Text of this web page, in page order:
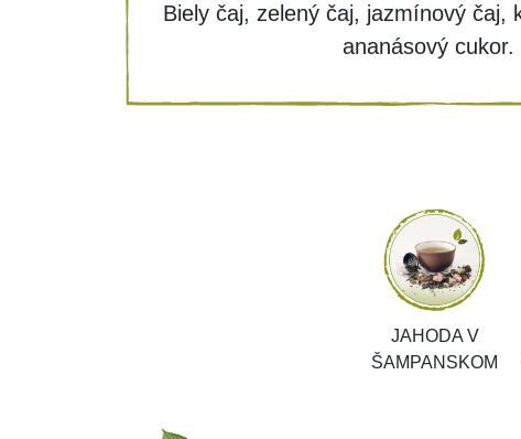
Biely čaj, zelený čaj, jazmínový čaj,
ananásový cukor.
JAHODA V
ŠAMPANSKOM